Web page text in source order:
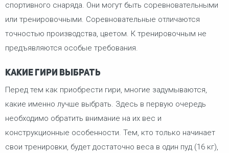
спортивного снаряда. Они могут быть соревновательными
или тренировочными. Соревновательные отличаются
точностью производства, цветом. К тренировочным не
предъявляются особые требования.
Какие гири выбрать
Перед тем как приобрести гири, многие задумываются,
какие именно лучше выбрать. Здесь в первую очередь
необходимо обратить внимание на их вес и
конструкционные особенности. Тем, кто только начинает
свои тренировки, будет достаточно веса в один пуд (16 кг),